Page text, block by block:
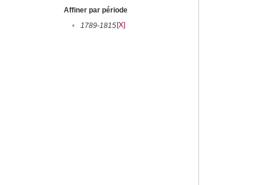
Affiner par période
•
1789-1815[X]